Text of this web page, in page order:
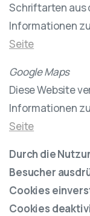
Schriftarten aus
Informationen
Seite
Google Maps
Diese Website
Informationen
Seite
Durch die
Besucher
Cookies
Cookies